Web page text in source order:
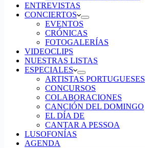
ENTREVISTAS
CONCIERTOS
EVENTOS
CRÓNICAS
FOTOGALERÍAS
VIDEOCLIPS
NUESTRAS LISTAS
ESPECIALES
ARTISTAS PORTUGUESES
CONCURSOS
COLABORACIONES
CANCIÓN DEL DOMINGO
EL DÍA DE
CANTAR A PESSOA
LUSOFONÍAS
AGENDA